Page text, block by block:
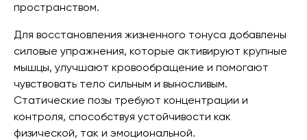
пространством.
Для восстановления жизненного тонуса добавлены
силовые упражнения, которые активируют крупные
мышцы, улучшают кровообращение и помогают
чувствовать тело сильным и выносливым.
Статические позы требуют концентрации и
контроля, способствуя устойчивости как
физической, так и эмоциональной.